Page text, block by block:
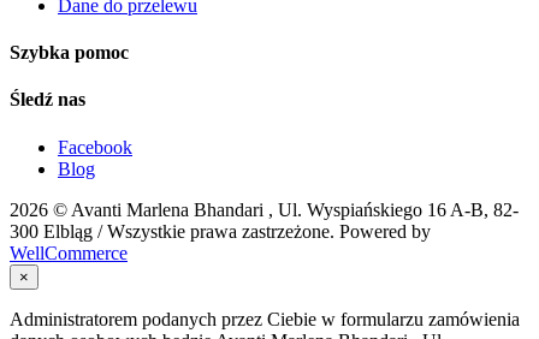
Dane do przelewu
Szybka pomoc
Śledź nas
Facebook
Blog
2026 © Avanti Marlena Bhandari , Ul. Wyspiańskiego 16 A-B, 82-
300 Elbląg / Wszystkie prawa zastrzeżone. Powered by
WellCommerce
×
Administratorem podanych przez Ciebie w formularzu zamówienia